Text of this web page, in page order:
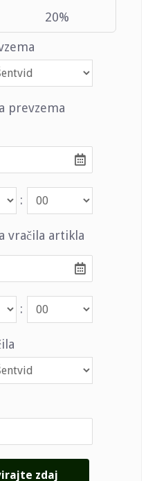
20%
prevzema
:
vračila artikla
: